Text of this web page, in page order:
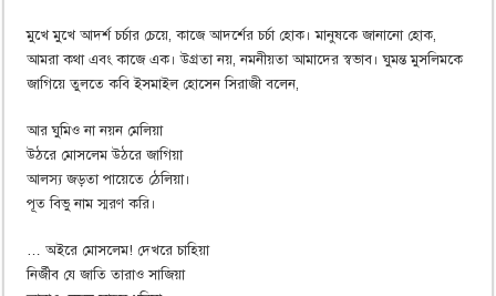
মুখে মুখে আদর্শ চর্চার চেয়ে, কাজে আদর্শের চর্চা হোক। মানুষকে জানানো হোক,
আমরা কথা এবং কাজে এক। উগ্রতা নয়, নমনীয়তা আমাদের স্বভাব। ঘুমন্ত মুসলিমকে
জাগিয়ে তুলতে কবি ইসমাইল হোসেন সিরাজী বলেন,
আর ঘুমিও না নয়ন মেলিয়া
উঠরে মোসলেম উঠরে জাগিয়া
আলস্য জড়তা পায়েতে ঠেলিয়া।
পূত বিভু নাম স্মরণ করি।
… অইরে মোসলেম! দেখরে চাহিয়া
নির্জীব যে জাতি তারাও সাজিয়া